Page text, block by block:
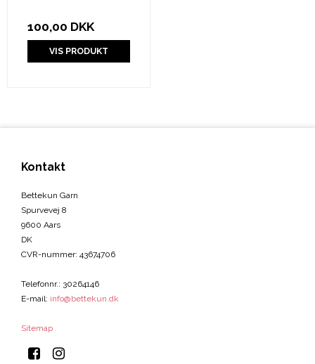
100,00 DKK
VIS PRODUKT
Kontakt
Bettekun Garn
Spurvevej 8
9600 Aars
DK
CVR-nummer: 43674706
Telefonnr.: 30264146
E-mail: info@bettekun.dk
Sitemap